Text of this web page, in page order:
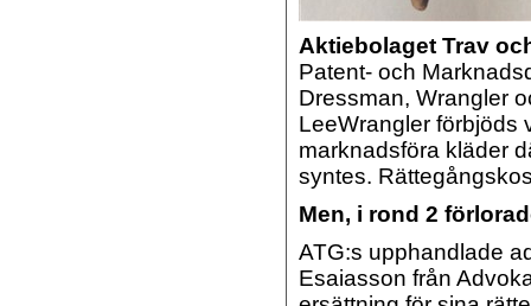
Aktiebolaget Trav
Patent- och
Dressman, Wrangler
LeeWrangler förbjöds
marknadsföra kläder
syntes.
Men, i rond 2
ATG:s upphandlade
Esaiasson från